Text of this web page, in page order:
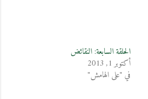
الحلقة السابعة: النقائض
أكتوبر 1, 2013
في "على الهامش"